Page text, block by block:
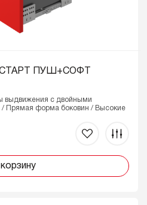
СТАРТ ПУШ+СОФТ
выдвижения с двойными
/ Прямая форма боковин / Высокие